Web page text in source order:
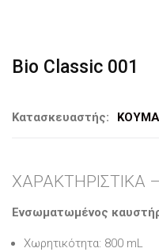
Bio Classic 001
Κατασκευαστής:
ΧΑΡΑΚΤΗΡΙΣΤΙΚΑ
Ενσωματωμένος
Χωρητικότητα: 800 mL